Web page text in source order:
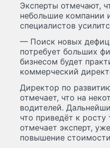
Эксперты отмечают,
небольшие компании
специалистов
— Поиск новых
потребует больших
бизнесом будет
коммерческий
Директор по
отмечает, что на
водителей.
что приведёт к
отмечает эксперт,
повышение